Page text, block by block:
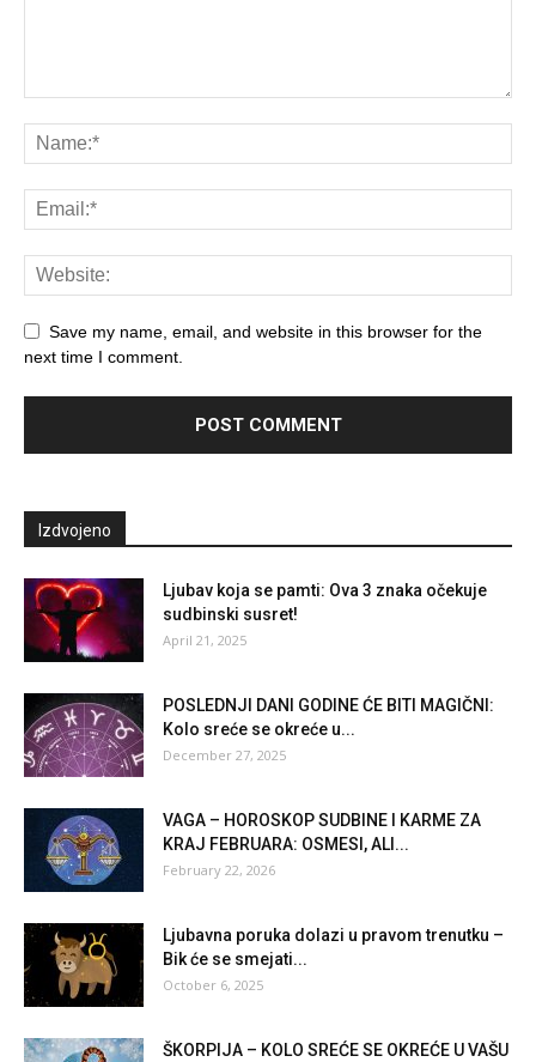
Save my name, email, and website in this browser for the
next time I comment.
Izdvojeno
Ljubav koja se pamti: Ova 3 znaka očekuje
sudbinski susret!
April 21, 2025
POSLEDNJI DANI GODINE ĆE BITI MAGIČNI:
Kolo sreće se okreće u...
December 27, 2025
VAGA – HOROSKOP SUDBINE I KARME ZA
KRAJ FEBRUARA: OSMESI, ALI...
February 22, 2026
Ljubavna poruka dolazi u pravom trenutku –
Bik će se smejati...
October 6, 2025
ŠKORPIJA – KOLO SREĆE SE OKREĆE U VAŠU